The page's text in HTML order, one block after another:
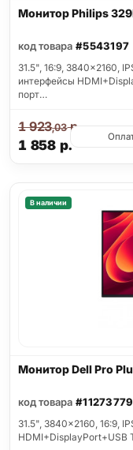
Монитор Philips
код товара #5543197
31.5", 16:9, 3840x2160,
интерфейсы
порт…
1 858 р.
1 923,03р.
В наличии
Монитор Dell Pro
код товара #11273779
31.5", 3840x2160, 16:9,
HDMI+DisplayPort+USB